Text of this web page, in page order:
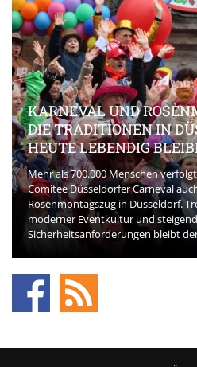
KARNEVAL UND
DIE TRADITIONEN IN
HEUTE LEBENDIG
Mehr als 700.000 Menschen
Comitee Düsseldorfer Carneval
Rosenmontagszug in Düsseldorf.
moderner Eventkultur und
Sicherheitsanforderungen bleibt